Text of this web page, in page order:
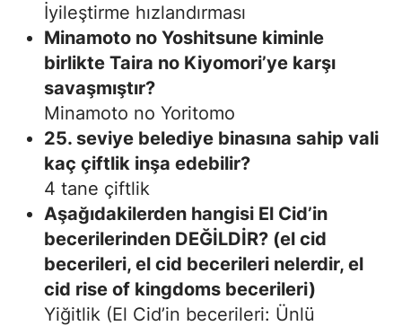
İyileştirme hızlandırması
Minamoto no Yoshitsune kiminle
birlikte Taira no Kiyomori’ye karşı
savaşmıştır?
Minamoto no Yoritomo
25. seviye belediye binasına sahip vali
kaç çiftlik inşa edebilir?
4 tane çiftlik
Aşağıdakilerden hangisi El Cid’in
becerilerinden DEĞİLDİR? (el cid
becerileri, el cid becerileri nelerdir, el
cid rise of kingdoms becerileri)
Yiğitlik (El Cid’in becerileri: Ünlü